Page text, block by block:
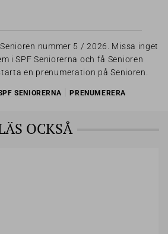
nummer 5 / 2026. Missa inget
i SPF Seniorerna och få Senioren
en prenumeration på Senioren.
SENIORERNA PRENUMERERA
OCKSÅ